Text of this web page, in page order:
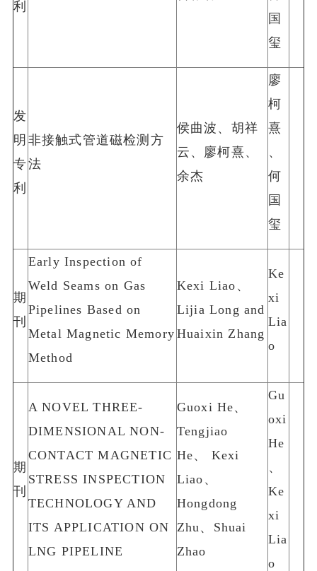
利
国
玺
发
明
专
利
非接触式管道磁检测方
法
侯曲波、胡祥
云、廖柯熹、
余杰
廖
柯
熹
、
何
国
玺
期
刊
Early Inspection of
Weld Seams on Gas
Pipelines Based on
Metal Magnetic Memory
Method
Kexi Liao、
Lijia Long and
Huaixin Zhang
Ke
xi
Lia
o
期
刊
A NOVEL THREE-
DIMENSIONAL NON-
CONTACT MAGNETIC
STRESS INSPECTION
TECHNOLOGY AND
ITS APPLICATION ON
LNG PIPELINE
Guoxi He、
Tengjiao
He、 Kexi
Liao、
Hongdong
Zhu、Shuai
Zhao
Gu
oxi
He
、
Ke
xi
Lia
o